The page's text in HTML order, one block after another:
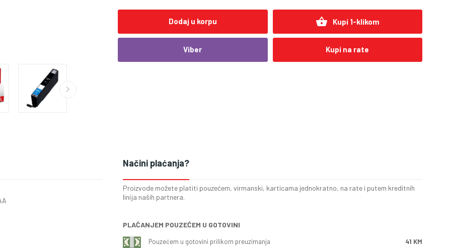
Dodaj u korpu shopping_basket Kupi 1-klikom
Viber Kupi na rate
Načini plaćanja?
Proizvode možete platiti pouzećem, virmanski, karticama jednokratno, na rate i putem kreditnih
linija naših partnera.
PLAĆANJEM POUZEĆEM U GOTOVINI
Pouzećem u gotovini prilikom preuzimanja 41 KM